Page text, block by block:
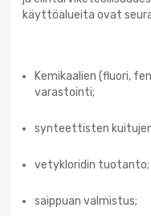
käyttöalueita ovat
Kemikaalien (fluori,
varastointi;
synteettisten
vetykloridin tuotanto;
saippuan valmistus;